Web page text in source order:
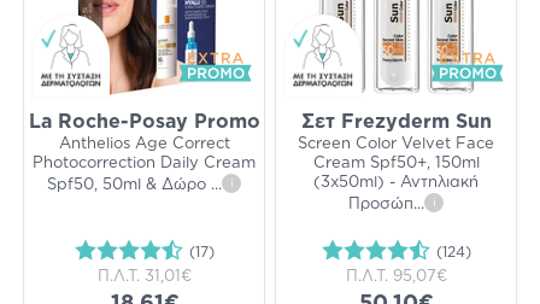
La Roche-Posay Promo
Anthelios Age Correct
Photocorrection Daily Cream
Spf50, 50ml & Δώρο ... i
(17)
Π.Λ.Τ. 31,01€
Σετ Frezyderm Sun
Screen Color Velvet Face
Cream Spf50+, 150ml
(3x50ml) - Αντηλιακή
Προσώπ... i
(124)
Π.Λ.Τ. 95,07€